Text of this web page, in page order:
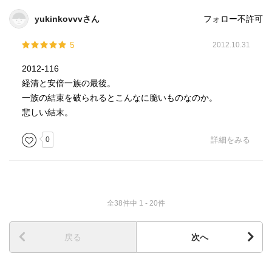
文化の復権を叫んだとて意味がないのではないかとつくづ
く感じた。せめて文字の上だけでもそれを果たしたい。そ
れがこの巻の大きな支えとなったのは確かだ。
ほぇ～。
ｐ435 差別
「東北人はどんな逆境にもめげず黙々とわが道をゆくエ
ライ人。スバラシイデスネー。」
こう言われるのは褒められてると思っていたけど、よく
ぇ~。さすがだよぉ。じゃあこれもお願いしちゃおうっかな
言葉で、言霊で縛りをかけている。やべぇ。
yukinkovvvさん フォロー不許可
5 2012.10.31
2012-116
経清と安倍一族の最後。
一族の結束を破られるとこんなに脆いものなのか。
悲しい結末。
0 詳細をみる
全38件中 1 - 20件
戻る 次へ